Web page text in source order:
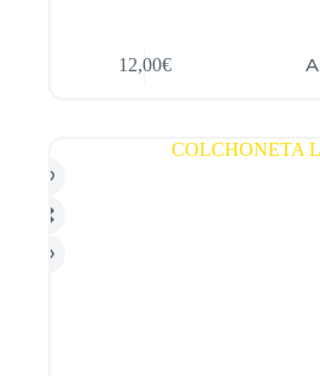
12,00€